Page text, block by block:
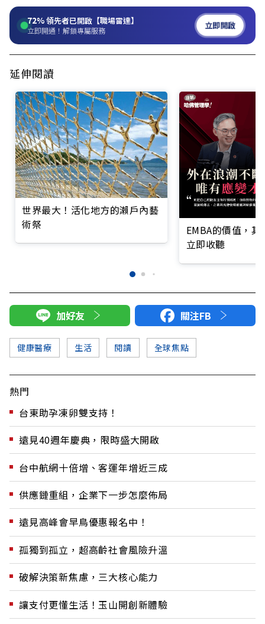
72%領先者已開啟【職場雷達】
立即開通！解鎖專屬服務 立即開啟
延伸閱讀
世界最大！活化地方的瀨戶內藝
術祭
EMBA的價值，
立即收聽
加好友 關注FB
健康醫療 生活 閱讀 全球焦點
熱門
台東助孕凍卵雙支持！
遠見40週年慶典，限時盛大開啟
台中航網十倍增、客運年增近三成
供應鏈重組，企業下一步怎麼佈局
遠見高峰會早鳥優惠報名中！
孤獨到孤立，超高齡社會風險升溫
破解決策新焦慮，三大核心能力
讓支付更懂生活！玉山開創新體驗